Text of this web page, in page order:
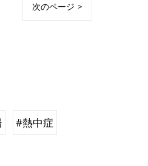
次のページ >
#熱中症